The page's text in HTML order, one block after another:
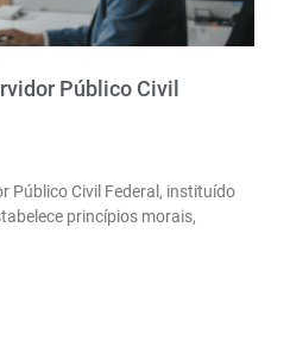
Público Civil
Público Civil Federal, instituído
princípios morais,